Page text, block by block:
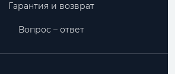
Гарантия и возврат
Вопрос – ответ